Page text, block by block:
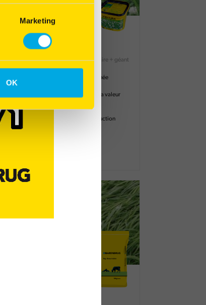
Marketing
OK
Blanca Plus
Bivital
Tréfle Blanc Nain + intermédiaire + géant
Trèfle visible dès la 1ère année
Augmente l'appétence et la valeur
Diminue les coûts de production